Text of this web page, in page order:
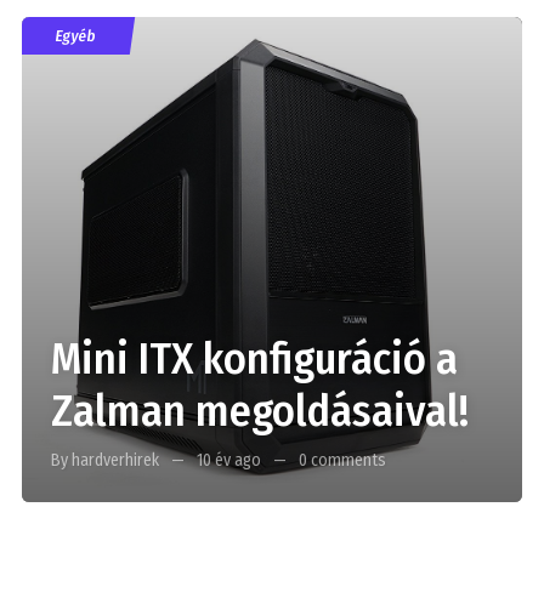
Egyéb
Mini ITX konfiguráció a
Zalman megoldásaival!
By hardverhirek 10 év ago 0 comments